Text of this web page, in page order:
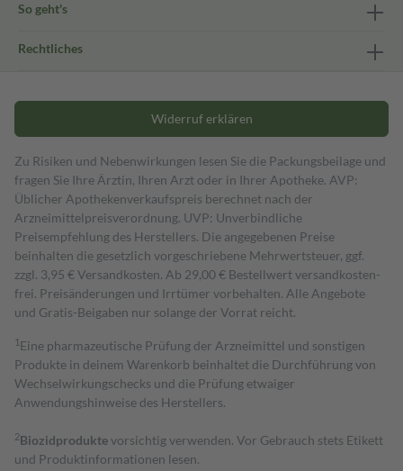
So geht's
Rechtliches
Widerruf erklären
Zu Risiken und Nebenwirkungen lesen Sie die Packungsbeilage und
fragen Sie Ihre Ärztin, Ihren Arzt oder in Ihrer Apotheke. AVP:
Üblicher Apothekenverkaufspreis berechnet nach der
Arzneimittelpreisverordnung. UVP: Unverbindliche
Preisempfehlung des Herstellers. Die angegebenen Preise
beinhalten die gesetzlich vorgeschriebene Mehrwertsteuer, ggf.
zzgl. 3,95 € Versandkosten. Ab 29,00 € Bestell­wert versand­kosten­
frei. Preisänderungen und Irrtümer vorbehalten. Alle Angebote
und Gratis-Beigaben nur solange der Vorrat reicht.
1 Eine pharmazeutische Prüfung der Arzneimittel und sonstigen
Produkte in deinem Warenkorb beinhaltet die Durchführung von
Wechselwirkungschecks und die Prüfung etwaiger
Anwendungshinweise des Herstellers.
2Biozidproduktevorsichtig verwenden. Vor Gebrauch stets Etikett
und Produktinformationen lesen.